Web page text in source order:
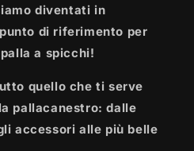
diventati in
di riferimento per
a spicchi!
quello che ti serve
pallacanestro: dalle
accessori alle più belle